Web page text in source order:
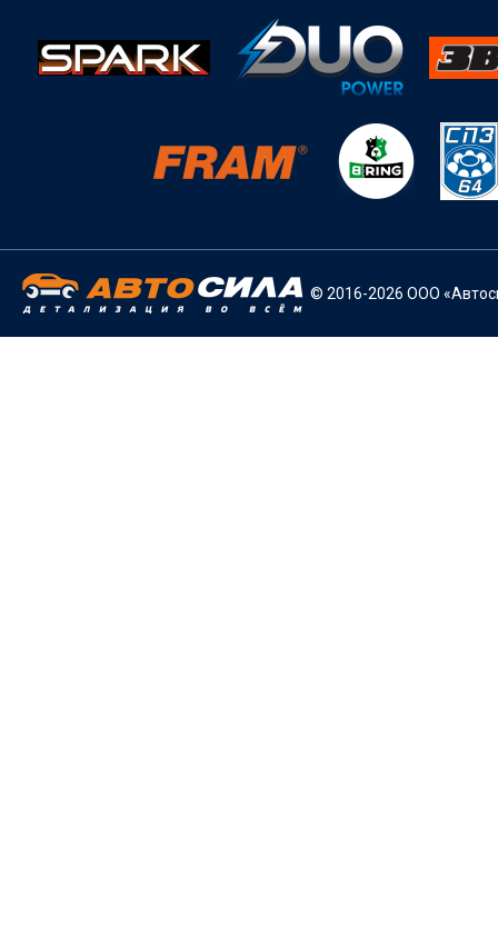
© 2016-2026 ООО